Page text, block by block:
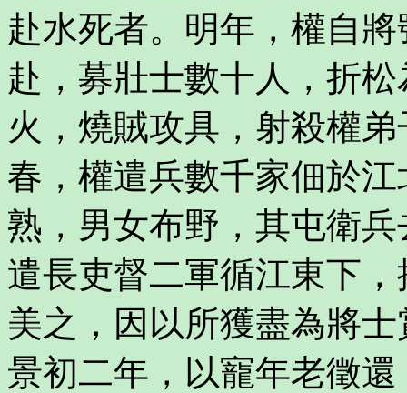
赴水死者。明年，權自
赴，募壯士數十人，折
火，燒賊攻具，射殺權
春，權遣兵數千家佃於
熟，男女布野，其屯衛
遣長吏督二軍循江東下
美之，因以所獲盡為將士
景初二年，以寵年老徵